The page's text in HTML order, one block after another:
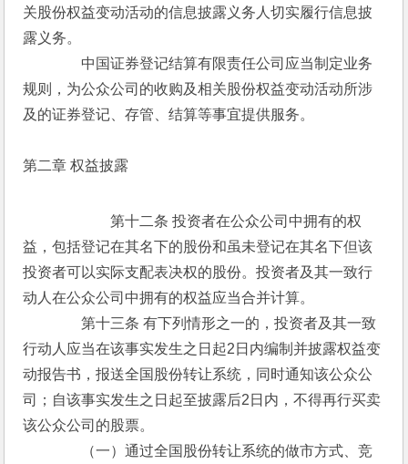
关股份权益变动活动的信息披露义务人切实履行信息披
露义务。
中国证券登记结算有限责任公司应当制定业务
规则，为公众公司的收购及相关股份权益变动活动所涉
及的证券登记、存管、结算等事宜提供服务。
第二章 权益披露
第十二条 投资者在公众公司中拥有的权
益，包括登记在其名下的股份和虽未登记在其名下但该
投资者可以实际支配表决权的股份。投资者及其一致行
动人在公众公司中拥有的权益应当合并计算。
第十三条 有下列情形之一的，投资者及其一致
行动人应当在该事实发生之日起2日内编制并披露权益变
动报告书，报送全国股份转让系统，同时通知该公众公
司；自该事实发生之日起至披露后2日内，不得再行买卖
该公众公司的股票。
（一）通过全国股份转让系统的做市方式、竞